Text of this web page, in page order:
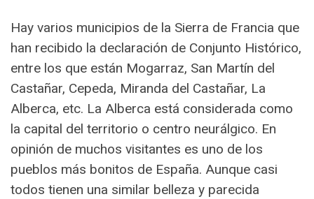
Hay varios municipios de la Sierra de Francia que
han recibido la declaración de Conjunto Histórico,
entre los que están Mogarraz, San Martín del
Castañar, Cepeda, Miranda del Castañar, La
Alberca, etc. La Alberca está considerada como
la capital del territorio o centro neurálgico. En
opinión de muchos visitantes es uno de los
pueblos más bonitos de España. Aunque casi
todos tienen una similar belleza y parecida